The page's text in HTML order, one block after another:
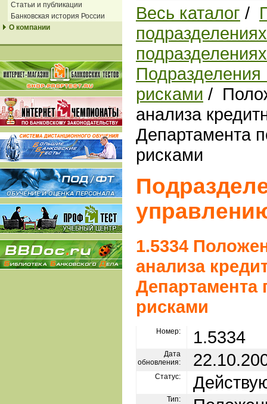
Статьи и публикации
Банковская история России
О компании
Весь каталог /
подразделениях
рисками /
анализа
Департамента
рисками
1.5334
анализа
рисками
Номер: 1.5334
Дата
обновления:
Статус:
Тип: